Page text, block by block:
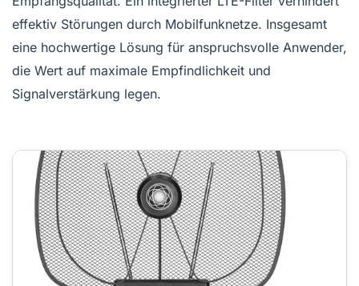
sondern auch auf unsere gut ausgebildeten und
erfahrenen Mitarbeiter. Mitarbeiter, die sich ihrer
gemeinsamen Verantwortung für das Erreichen der
gemeinsam gesteckten Ziele bewusst sind.
effektiv Störungen durch Mobilfunknetze. Insgesamt
eine hochwertige Lösung für anspruchsvolle Anwender,
die Wert auf maximale Empfindlichkeit und
Signalverstärkung legen.